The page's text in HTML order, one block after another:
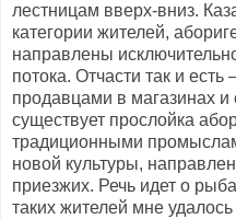
лестницам вверх-вниз.
категории жителей,
направлены
потока. Отчасти так и
продавцами в магазинах
существует прослойка
традиционными
новой культуры,
приезжих. Речь идет о
таких жителей мне